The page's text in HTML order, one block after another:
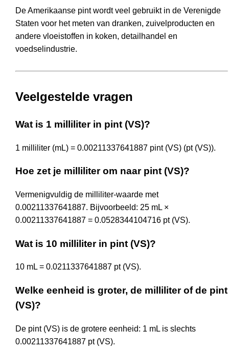
De Amerikaanse pint wordt veel gebruikt in de Verenigde
Staten voor het meten van dranken, zuivelproducten en
andere vloeistoffen in koken, detailhandel en
voedselindustrie.
Veelgestelde vragen
Wat is 1 milliliter in pint (VS)?
1 milliliter (mL) = 0.00211337641887 pint (VS) (pt (VS)).
Hoe zet je milliliter om naar pint (VS)?
Vermenigvuldig de milliliter-waarde met
0.00211337641887. Bijvoorbeeld: 25 mL ×
0.00211337641887 = 0.0528344104716 pt (VS).
Wat is 10 milliliter in pint (VS)?
10 mL = 0.0211337641887 pt (VS).
Welke eenheid is groter, de milliliter of de pint
(VS)?
De pint (VS) is de grotere eenheid: 1 mL is slechts
0.00211337641887 pt (VS).